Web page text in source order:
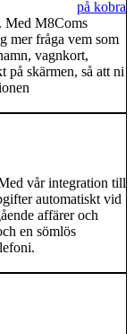
Med M8Coms
mer fråga vem som
vagnkort,
på skärmen, så att ni
vår integration till
automatiskt vid
affärer och
en sömlös